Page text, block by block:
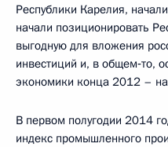
Республики Карелия,
начали позиционировать
выгодную для вложения
инвестиций и, в общем‑то,
экономики конца 2012 –
В первом полугодии 2014
индекс промышленного